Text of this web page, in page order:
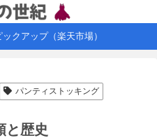
クアップ（楽天市場）
パンティストッキング
と歴史